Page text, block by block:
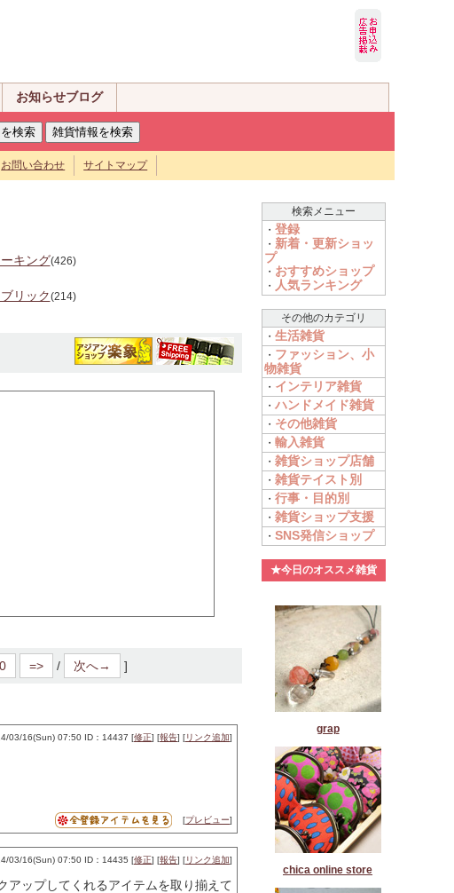
お知らせブログ
お問い合わせ サイトマップ
キング(426)
リック(214)
=> / 次へ→ ]
03/16(Sun) 07:50 ID：14437 [修正] [報告] [リンク追加]
[プレビュー]
03/16(Sun) 07:50 ID：14435 [修正] [報告] [リンク追加]
アップしてくれるアイテムを取り揃えて
検索メニュー
・ 登録
・ 新着・更新ショッ
プ
・ おすすめショップ
・ 人気ランキング
その他のカテゴリ
・ 生活雑貨
・ ファッション、小
物雑貨
・ インテリア雑貨
・ ハンドメイド雑貨
・ その他雑貨
・ 輸入雑貨
・ 雑貨ショップ店舗
・ 雑貨テイスト別
・ 行事・目的別
・ 雑貨ショップ支援
・ SNS発信ショップ
★今日のオススメ雑貨
grap
chica online store